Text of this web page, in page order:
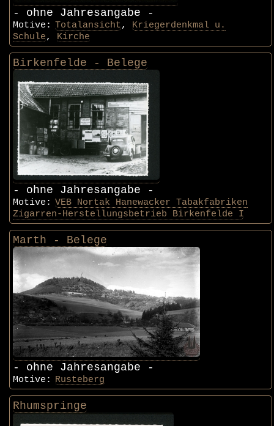
- ohne Jahresangabe -
Motive: Totalansicht,
Kriegerdenkmal u.
Schule, Kirche
Birkenfelde - Belege
- ohne Jahresangabe -
Motive: VEB Nortak Hanewacker Tabakfabriken
Zigarren-Herstellungsbetrieb Birkenfelde I
Marth - Belege
- ohne Jahresangabe -
Motive: Rusteberg
Rhumspringe